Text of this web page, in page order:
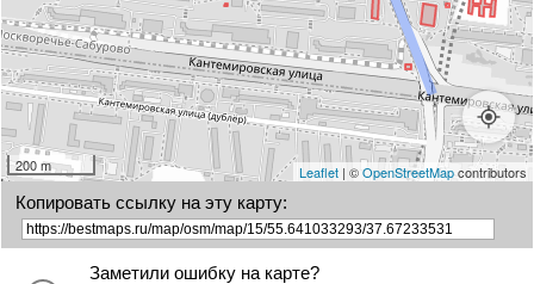
200 m Leaflet| ©OpenStreetMapcontributors
Копировать ссылку на эту карту:
Заметили ошибку на карте?